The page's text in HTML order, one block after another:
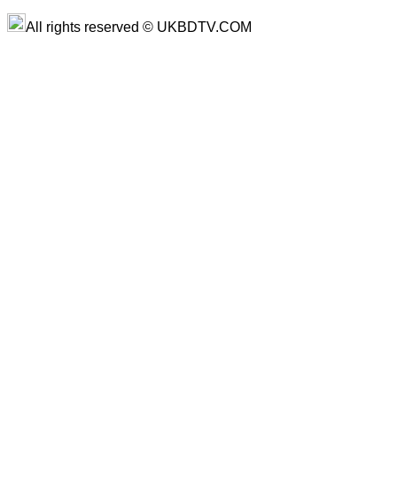
All rights reserved © UKBDTV.COM